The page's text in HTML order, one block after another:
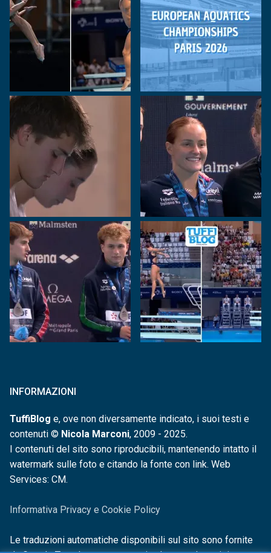
INFORMAZIONI
TuffiBlog e, ove non diversamente indicato, i suoi testi e
contenuti © Nicola Marconi, 2009 - 2025.
I contenuti del sito sono riproducibili, mantenendo intatto il
watermark sulle foto e citando la fonte con link. Web
Services: CM.
Informativa Privacy e Cookie Policy
Le traduzioni automatiche disponibili sul sito sono fornite